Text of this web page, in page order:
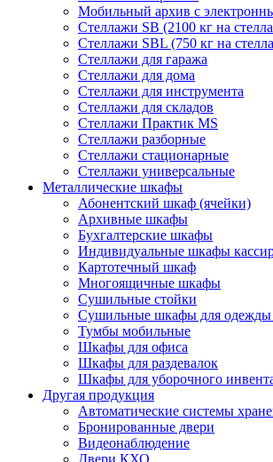
Мобильный архив с
Стеллажи SB (2100 кг на
Стеллажи SBL (750 кг на
Стеллажи для гаража
Стеллажи для дома
Стеллажи для инструмента
Стеллажи для складов
Стеллажи Практик MS
Стеллажи разборные
Стеллажи стационарные
Стеллажи универсальные
Металлические шкафы
Абонентский шкаф (ячейки)
Архивные шкафы
Бухгалтерские шкафы
Индивидуальные шкафы
Картотечный шкаф
Многоящичные шкафы
Сушильные стойки
Сушильные шкафы для одежды
Тумбы мобильные
Шкафы для офиса
Шкафы для раздевалок
Шкафы для уборочного
Другая продукция
Автоматические системы
Бронированные двери
Видеонаблюдение
Двери КХО